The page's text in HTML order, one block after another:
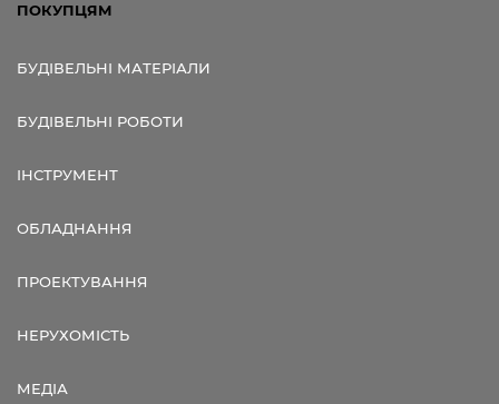
ПОКУПЦЯМ
БУДІВЕЛЬНІ МАТЕРІАЛИ
БУДІВЕЛЬНІ РОБОТИ
ІНСТРУМЕНТ
ОБЛАДНАННЯ
ПРОЕКТУВАННЯ
НЕРУХОМІСТЬ
МЕДІА